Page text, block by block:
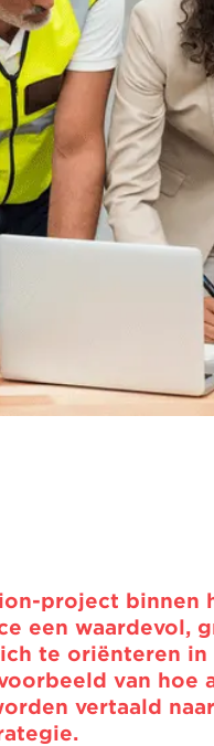
project binnen
een waardevol,
te oriënteren
van hoe
vertaald